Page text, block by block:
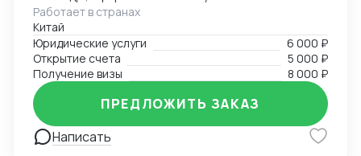
всеми сопроводительными документами под ключ.
Предоставляю услуги вашего представительства в
Китае, помогаю с регистрацией компаний, а также
есть опыт в открытии и автоматизации онлайн
магазинов на платформах Taobao, 1688, Meituan,
Jingdong. Помогаю найти поставщиков, наладить
производство, вести переговоры с китайской
стороной. Занимаюсь поиском и отправкой товаров
Работает в странах
Китай
Юридические услуги
6 000 ₽
Открытие счета
5 000 ₽
Получение визы
8 000 ₽
Написать
ПРЕДЛОЖИТЬ ЗАКАЗ